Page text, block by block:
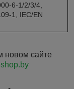
6-1/2/3/4,
1, IEC/EN
новом сайте